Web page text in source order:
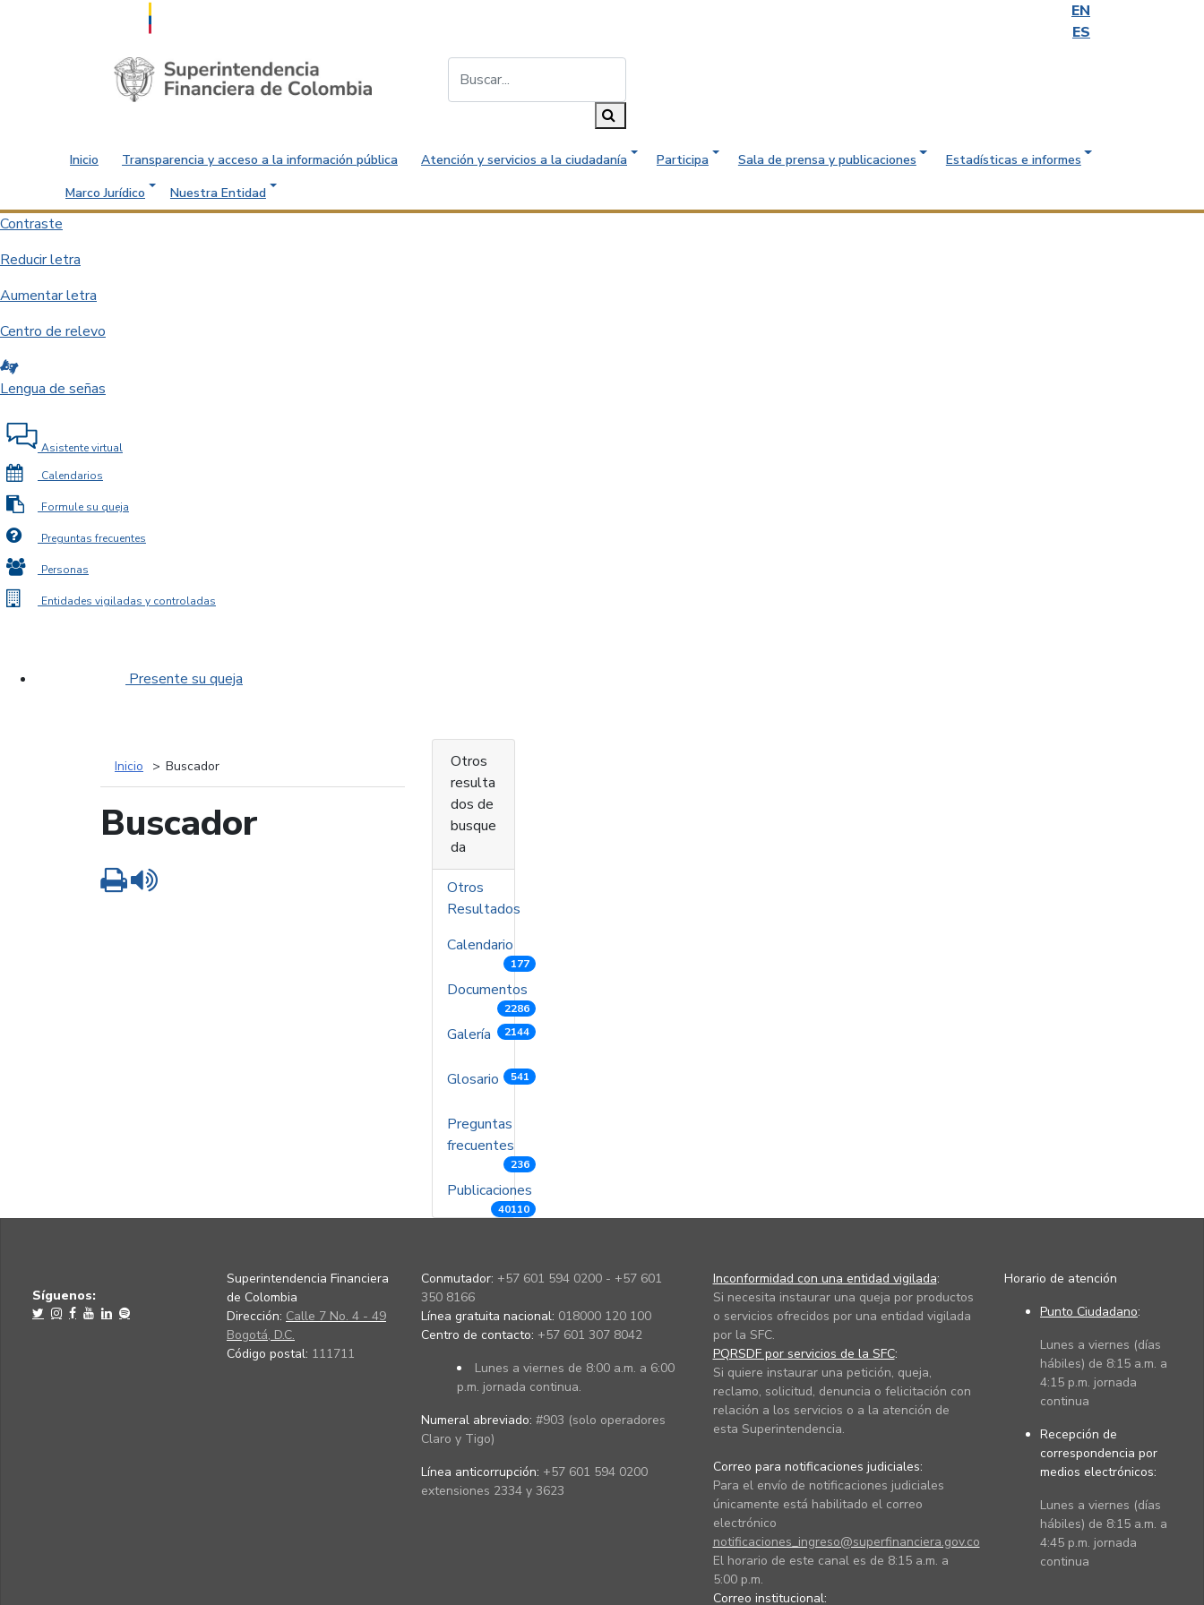
EN
ES
Saltar al contenido principal
Inicio Transparencia y acceso a la información pública Atención y servicios a la ciudadanía Participa Sala de prensa y publicaciones
Estadísticas e informes
Marco Jurídico
Nuestra Entidad
Contraste
Reducir letra
Aumentar letra
Centro de relevo
Lengua de señas
Asistente virtual
Calendarios
Formule su queja
Preguntas frecuentes
Personas
Entidades vigiladas y controladas
Presente su queja
Inicio Buscador
Buscador
Imprimir
Otros
resulta
dos de
busque
da
Otros
Resultados
Calendario
177
Documentos
2286
Galería 2144
Glosario 541
Preguntas
frecuentes
236
Publicaciones
40110
Síguenos:
Superintendencia Financiera
de Colombia
Dirección: Calle 7 No. 4 - 49
Bogotá, D.C.
Código postal: 111711
Conmutador: +57 601 594 0200 - +57 601
350 8166
Línea gratuita nacional: 018000 120 100
Centro de contacto: +57 601 307 8042
Lunes a viernes de 8:00 a.m. a 6:00
p.m. jornada continua.
Numeral abreviado: #903 (solo operadores
Claro y Tigo)
Línea anticorrupción: +57 601 594 0200
extensiones 2334 y 3623
Inconformidad con una entidad vigilada:
Si necesita instaurar una queja por productos
o servicios ofrecidos por una entidad vigilada
por la SFC.
PQRSDF por servicios de la SFC:
Si quiere instaurar una petición, queja,
reclamo, solicitud, denuncia o felicitación con
relación a los servicios o a la atención de
esta Superintendencia.
Correo para notificaciones judiciales:
Para el envío de notificaciones judiciales
únicamente está habilitado el correo
electrónico
notificaciones_ingreso@superfinanciera.gov.co
El horario de este canal es de 8:15 a.m. a
5:00 p.m.
Correo institucional:
Horario de atención
Punto Ciudadano:
Lunes a viernes (días
hábiles) de 8:15 a.m. a
4:15 p.m. jornada
continua
Recepción de
correspondencia por
medios electrónicos:
Lunes a viernes (días
hábiles) de 8:15 a.m. a
4:45 p.m. jornada
continua